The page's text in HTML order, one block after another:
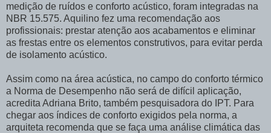
medição de ruídos e conforto acústico, foram integradas na
NBR 15.575. Aquilino fez uma recomendação aos
profissionais: prestar atenção aos acabamentos e eliminar
as frestas entre os elementos construtivos, para evitar perda
de isolamento acústico.
Assim como na área acústica, no campo do conforto térmico
a Norma de Desempenho não será de difícil aplicação,
acredita Adriana Brito, também pesquisadora do IPT. Para
chegar aos índices de conforto exigidos pela norma, a
arquiteta recomenda que se faça uma análise climática das